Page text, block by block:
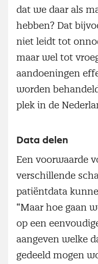
dat we daar als
hebben? Dat
niet leidt tot
maar wel tot
aandoeningen
worden
plek in de
Data delen
Een voorwaarde
verschillende
patiëntdata
“Maar hoe gaan
op een
aangeven welke
gedeeld mogen